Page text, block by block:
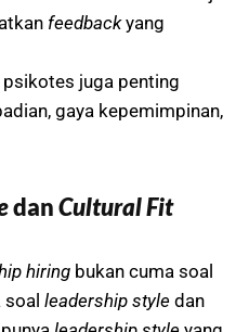
feedbackyang
psikotes juga penting
gaya kepemimpinan,
danCultural Fit
hiring bukan cuma soal
soal leadership style dan